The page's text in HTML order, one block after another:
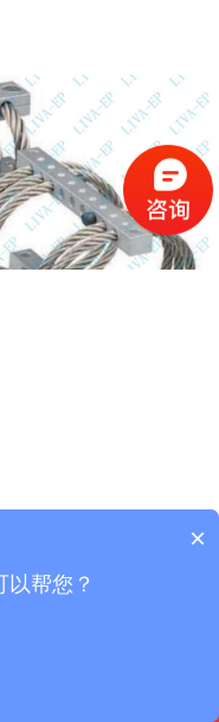
×
帮您？